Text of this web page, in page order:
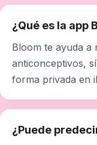
¿Qué es la app
Bloom te ayuda a
anticonceptivos,
forma privada en
¿Puede